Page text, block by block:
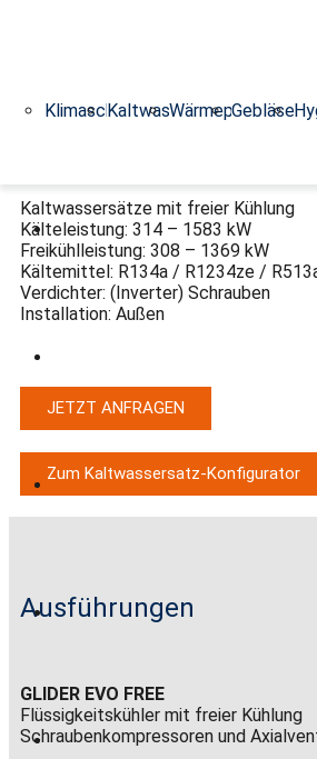
KlimaschränkeKaltwassersätze
Wärmepumpen
Kaltwassersätze mit freier Kühlung
Kälteleistung: 314 – 1583 kW
Freikühlleistung: 308 – 1369 kW
Kältemittel: R134a / R1234ze /
Verdichter: (Inverter) Schrauben
Installation: Außen
JETZT ANFRAGEN
Zum Kaltwassersatz-Konfigurator
Ausführungen
GLIDER EVO FREE
Flüssigkeitskühler mit freier Kühlung
Schraubenkompressoren und